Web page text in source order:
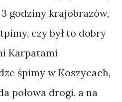
godziny krajobrazów,
czy był to dobry
Karpatami
śpimy w Koszycach,
połowa drogi, a na